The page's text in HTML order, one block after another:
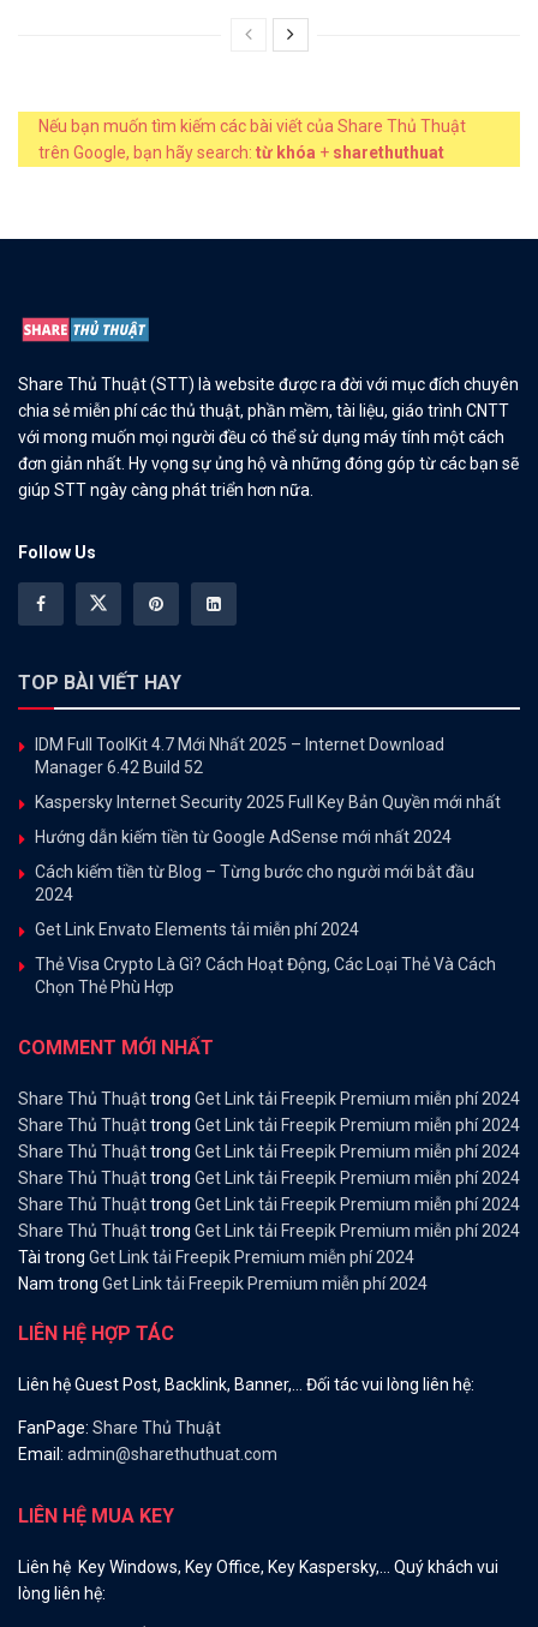
Nếu bạn muốn tìm kiếm các bài viết của Share Thủ Thuật
trên Google, bạn hãy search: từ khóa + sharethuthuat
Share Thủ Thuật (STT) là website được ra đời với mục đích chuyên
chia sẻ miễn phí các thủ thuật, phần mềm, tài liệu, giáo trình CNTT
với mong muốn mọi người đều có thể sử dụng máy tính một cách
đơn giản nhất. Hy vọng sự ủng hộ và những đóng góp từ các bạn sẽ
giúp STT ngày càng phát triển hơn nữa.
Follow Us
TOP BÀI VIẾT HAY
IDM Full ToolKit 4.7 Mới Nhất 2025 – Internet Download
Manager 6.42 Build 52
Kaspersky Internet Security 2025 Full Key Bản Quyền mới nhất
Hướng dẫn kiếm tiền từ Google AdSense mới nhất 2024
Cách kiếm tiền từ Blog – Từng bước cho người mới bắt đầu
2024
Get Link Envato Elements tải miễn phí 2024
Thẻ Visa Crypto Là Gì? Cách Hoạt Động, Các Loại Thẻ Và Cách
Chọn Thẻ Phù Hợp
COMMENT MỚI NHẤT
Share Thủ Thuậttrong Get Link tải Freepik Premium miễn phí 2024
Share Thủ Thuậttrong Get Link tải Freepik Premium miễn phí 2024
Share Thủ Thuậttrong Get Link tải Freepik Premium miễn phí 2024
Share Thủ Thuậttrong Get Link tải Freepik Premium miễn phí 2024
Share Thủ Thuậttrong Get Link tải Freepik Premium miễn phí 2024
Share Thủ Thuậttrong Get Link tải Freepik Premium miễn phí 2024
Tài trong Get Link tải Freepik Premium miễn phí 2024
Nam trong Get Link tải Freepik Premium miễn phí 2024
LIÊN HỆ HỢP TÁC
Liên hệ Guest Post, Backlink, Banner,… Đối tác vui lòng liên hệ:
FanPage: Share Thủ Thuật
Email: admin@sharethuthuat.com
LIÊN HỆ MUA KEY
Liên hệ Key Windows, Key Office, Key Kaspersky,… Quý khách vui
lòng liên hệ: